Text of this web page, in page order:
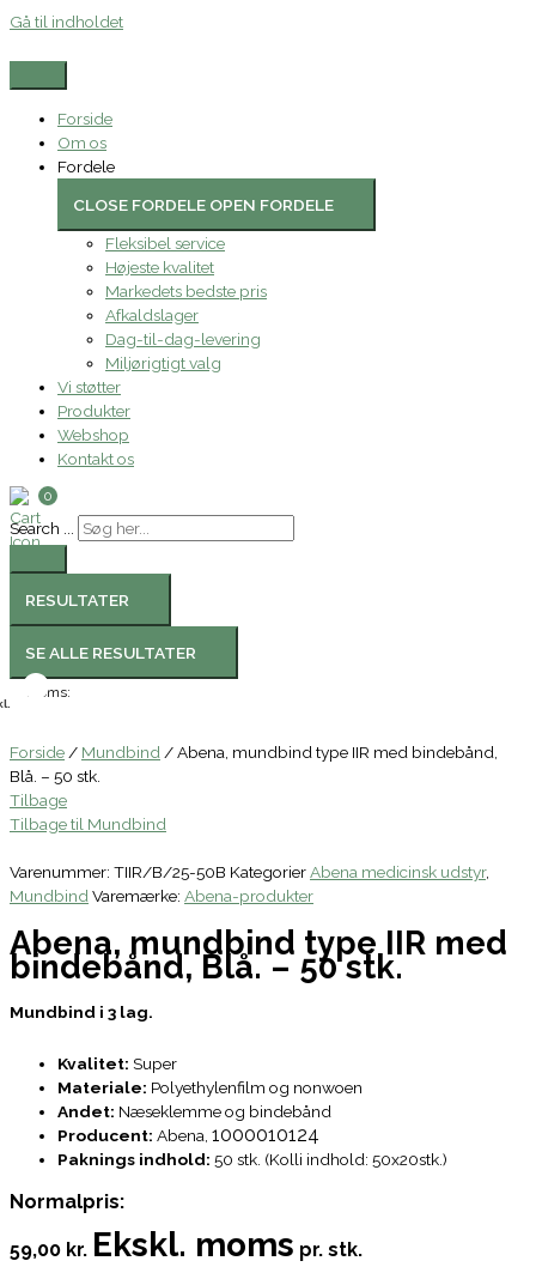
Gå til indholdet
Forside
Om os
Fordele
CLOSE FORDELE OPEN FORDELE
Fleksibel service
Højeste kvalitet
Markedets bedste pris
Afkaldslager
Dag-til-dag-levering
Miljørigtigt valg
Vi støtter
Produkter
Webshop
Kontakt os
0
Search ...
RESULTATER
SE ALLE RESULTATER
Moms:
Forside/ Mundbind/ Abena, mundbind type IIR med bindebånd,
Blå. – 50 stk.
Tilbage
Tilbage til Mundbind
Varenummer: TIIR/B/25-50B KategorierAbena medicinsk udstyr,
MundbindVaremærke: Abena-produkter
Abena, mundbind type IIR med
bindebånd, Blå. – 50 stk.
Mundbind i 3 lag.
Kvalitet: Super
Materiale: Polyethylenfilm og nonwoen
Andet: Næseklemme og bindebånd
Producent: Abena, 1000010124
Paknings indhold: 50 stk. (Kolli indhold: 50x20stk.)
Normalpris:
59,00 kr. Ekskl. moms pr. stk.